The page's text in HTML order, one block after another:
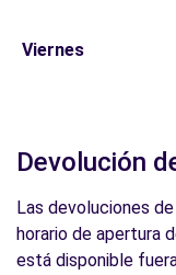
Viernes
Devolución
Las devoluciones
horario de apertura
está disponible